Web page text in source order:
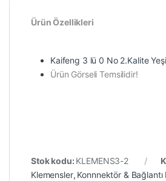
Ürün Özellikleri
Kaifeng 3 lü 0 No 2.Kalite
Ürün Görseli Temsilidir!
Stok kodu: KLEMENS3-2
Klemensler, Konnnektör & Bağlantı